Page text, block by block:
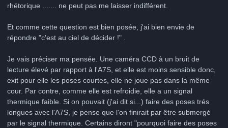
rhétorique ....... ne peut pas me laisser indifférent.
Et comme cette question est bien posée, j'ai bien envie de
répondre "c'est au ciel de décider !" .
Je vais préciser ma pensée. Une caméra CCD à un bruit de
lecture élevé par rapport à l'A7S, et elle est moins sensible donc,
exit pour elle les poses courtes, elle ne joue pas dans la même
cour. Par contre, comme elle est refroidie, elle a un signal
thermique faible. Si on pouvait (j'ai dit si...) faire des poses trés
longues avec l'A7S, je pense que l'on finirait par être submergé
par le signal thermique. Certains diront "pourquoi faire des poses